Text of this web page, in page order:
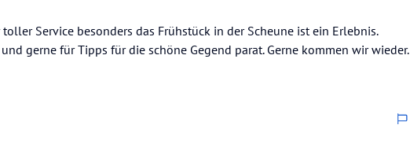
Service besonders das Frühstück in der Scheune ist ein Erlebnis.
gerne für Tipps für die schöne Gegend parat. Gerne kommen wir wieder.